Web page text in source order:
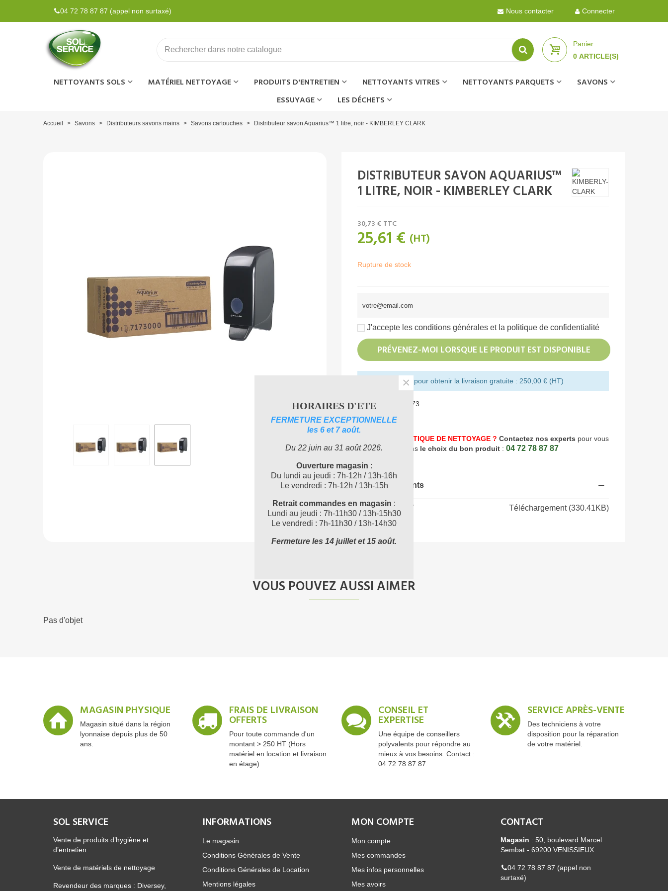
04 72 78 87 87 (appel non surtaxé) Nous contacter Connecter
Panier
0 ARTICLE(S)
NETTOYANTS SOLS MATÉRIEL NETTOYAGE PRODUITS D'ENTRETIEN NETTOYANTS VITRES NETTOYANTS PARQUETS
SAVONS
ESSUYAGE
LES DÉCHETS
Accueil > Savons > Distributeurs savons mains > Savons cartouches > Distributeur savon Aquarius™ 1 litre, noir - KIMBERLEY CLARK
DISTRIBUTEUR SAVON AQUARIUS™
1 LITRE, NOIR - KIMBERLEY CLARK
30,73 € TTC
25,61 € (HT)
Rupture de stock
J'accepte les conditions générales et la politique de confidentialité
PRÉVENEZ-MOI LORSQUE LE PRODUIT EST DISPONIBLE
Montant restant pour obtenir la livraison gratuite : 250,00 € (HT)
Référence: KC7173
Aimer 0
UNE PROBLEMATIQUE DE NETTOYAGE ? Contactez nos experts pour vous
accompagner dans le choix du bon produit : 04 72 78 87 87
Documents joints
KC7173_FT Téléchargement (330.41KB)
VOUS POUVEZ AUSSI AIMER
Pas d'objet
MAGASIN PHYSIQUE
Magasin situé dans la région
lyonnaise depuis plus de 50
ans.
FRAIS DE LIVRAISON
OFFERTS
Pour toute commande d'un
montant > 250 HT (Hors
matériel en location et livraison
en étage)
CONSEIL ET
EXPERTISE
Une équipe de conseillers
polyvalents pour répondre au
mieux à vos besoins. Contact :
04 72 78 87 87
SERVICE APRÈS-VENTE
Des techniciens à votre
disposition pour la réparation
de votre matériel.
INFORMATIONS
Le magasin
Conditions Générales de Vente
Conditions Générales de Location
Mentions légales
MON COMPTE
Mon compte
Mes commandes
Mes infos personnelles
Mes avoirs
SOL SERVICE
Vente de produits d’hygiène et
d’entretien
Vente de matériels de nettoyage
Revendeur des marques : Diversey,
CONTACT
Magasin : 50, boulevard Marcel
Sembat - 69200 VENISSIEUX
04 72 78 87 87 (appel non
surtaxé)
HORAIRES D'ETE
FERMETURE EXCEPTIONNELLE
les 6 et 7 août.
Du 22 juin au 31 août 2026.
Ouverture magasin :
Du lundi au jeudi : 7h-12h / 13h-16h
Le vendredi : 7h-12h / 13h-15h
Retrait commandes en magasin :
Lundi au jeudi : 7h-11h30 / 13h-15h30
Le vendredi : 7h-11h30 / 13h-14h30
Fermeture les 14 juillet et 15 août.
×